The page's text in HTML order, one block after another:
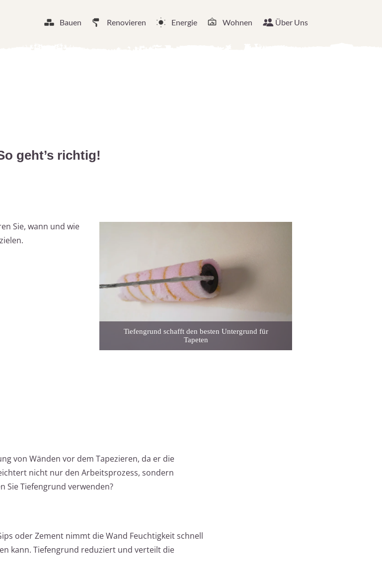
Bauen Renovieren Energie Wohnen Über Uns
geht’s richtig!
Sie, wann und wie
Tiefengrund schafft den besten Untergrund für
Tapeten
von Wänden vor dem Tapezieren, da er die
nicht nur den Arbeitsprozess, sondern
Sie Tiefengrund verwenden?
oder Zement nimmt die Wand Feuchtigkeit schnell
kann. Tiefengrund reduziert und verteilt die